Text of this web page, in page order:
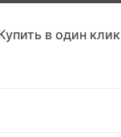
в один клик